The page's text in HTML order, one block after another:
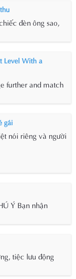
đèn ông sao,
Level With a
further and match
gái
nói riêng và người
Ý Bạn nhận
tiệc lưu động